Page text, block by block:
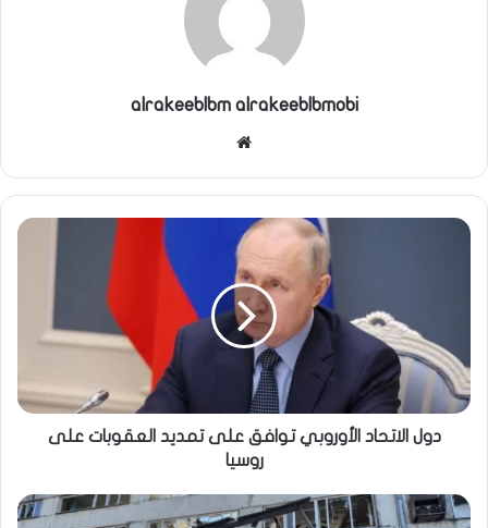
alrakeeblbm alrakeeblbmobi
دول الاتحاد الأوروبي توافق على تمديد العقوبات على
روسيا